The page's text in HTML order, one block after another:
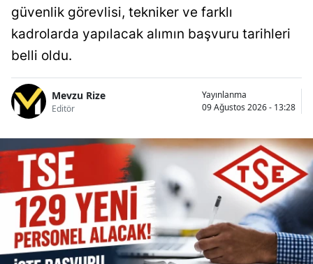
güvenlik görevlisi, tekniker ve farklı
kadrolarda yapılacak alımın başvuru tarihleri
belli oldu.
Mevzu Rize
Editör
Yayınlanma
09 Ağustos 2026 - 13:28